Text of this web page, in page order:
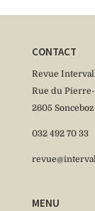
CONTACT
Revue
Rue du
2605
032 492 70 33
MENU